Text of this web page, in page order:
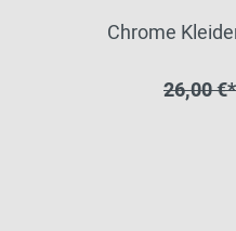
Chrome
26,00